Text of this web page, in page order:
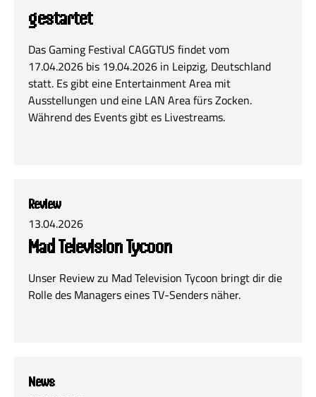
gestartet
Das Gaming Festival CAGGTUS findet vom
17.04.2026 bis 19.04.2026 in Leipzig, Deutschland
statt. Es gibt eine Entertainment Area mit
Ausstellungen und eine LAN Area fürs Zocken.
Während des Events gibt es Livestreams.
Review
13.04.2026
Mad Television Tycoon
Unser Review zu Mad Television Tycoon bringt dir die
Rolle des Managers eines TV-Senders näher.
News